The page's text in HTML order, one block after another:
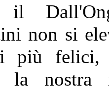
il
non si
più felici,
la nostra